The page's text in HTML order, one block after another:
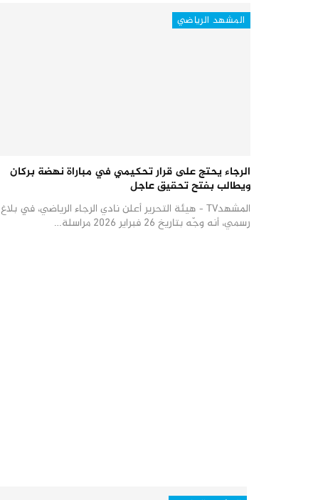
المشهد الرياضي
الرجاء يحتج على قرار تحكيمي في مباراة نهضة بركان
ويطالب بفتح تحقيق عاجل
المشهدTV - هيئة التحرير أعلن نادي الرجاء الرياضي، في بلاغ
رسمي، أنه وجّه بتاريخ 26 فبراير 2026 مراسلة…